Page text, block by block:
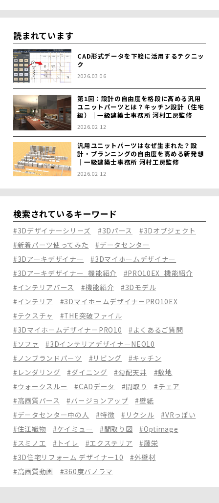
読まれています
CAD形式データを下絵に活用するテクニッ
ク
2026.03.06
第1回：設計の自由度を格段に高める汎用
ユニットパーツとは？キッチン設計（住宅
編）｜一級建築士事務所 河村工房監修
2026.02.12
汎用ユニットパーツはなぜ生まれた？設
計・プランニングの自由度を高める新発想
｜一級建築士事務所 河村工房監修
2026.02.12
検索されているキーワード
#3Dデザイナーシリーズ #3Dパース
#3Dオブジェクト
#新着パーツ使ってみた
#データセンター
#3Dアーキデザイナー
#3Dマイホームデザイナー
#3Dアーキデザイナー_機能紹介
#PRO10EX_機能紹介
#インテリアパース
#機能紹介
#3Dモデル
#インテリア
#3DマイホームデザイナーPRO10EX
#テクスチャ
#THE突破ファイル
#3DマイホームデザイナーPRO10
#よくあるご質問
#ソファ
#3DインテリアデザイナーNEO10
#ノンブランドパーツ
#リビング
#キッチン
#レンダリング
#ダイニング #勾配天井
#敷地
#ウォークスルー
#CADデータ #間取り
#チェア
#高画質パース
#バージョンアップ
#壁紙
#データセンター中の人
#特徴 #リクシル
#VRっぽい
#住江織物
#ケイミュー #間取り図
#Optimage
#スミノエ
#トイレ #エクステリア
#藤栄
#3D住宅リフォーム デザイナー10
#外壁材
#高画質動画
#360度パノラマ